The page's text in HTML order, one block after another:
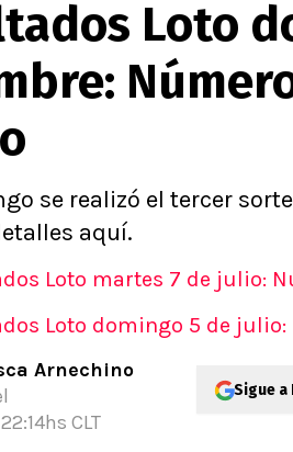
Nacional
Chile
Femenino
Claudio Bravo
Ben Brereton
Chilenos por el
Útil
APUESTAS
Noticias
Códigos
Loto
se realizó el tercer
aquí.
Loto martes 7 de julio:
Loto domingo 5 de
Arnechino
CLT
Sigue a